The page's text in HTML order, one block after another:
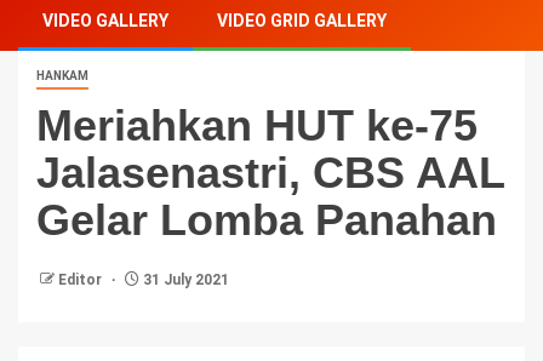
VIDEO GALLERY VIDEO GRID GALLERY
HANKAM
Meriahkan HUT ke-75
Jalasenastri, CBS AAL
Gelar Lomba Panahan
Editor 31 July 2021